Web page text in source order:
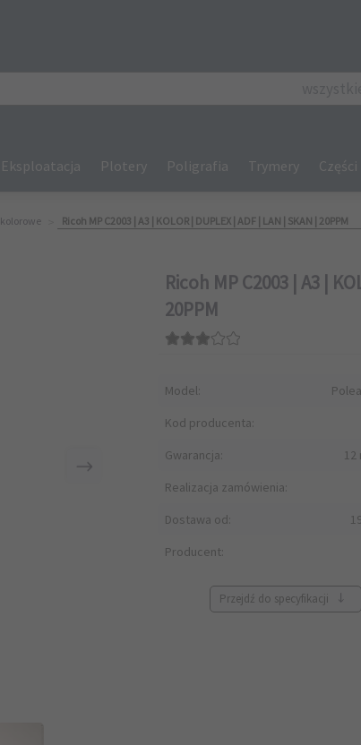
Eksploatacja Plotery Poligrafia Trymery Części
kolorowe Ricoh MP C2003 | A3 | KOLOR | DUPLEX | ADF | LAN | SKAN | 20PPM
Ricoh MP C2003 | A3 |
20PPM
Model:
Kod producenta:
Gwarancja:
12
Realizacja zamówienia:
Dostawa od:
Producent:
Przejdź do specyfikacji